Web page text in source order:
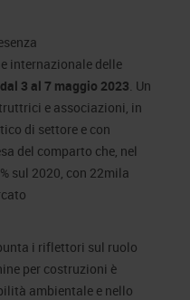
internazionale delle
dal 3 al 7 maggio 2023. Un
e associazioni, in
di settore e con
del comparto che, nel
sul 2020, con 22mila
i riflettori sul ruolo
per costruzioni è
ambientale e nello